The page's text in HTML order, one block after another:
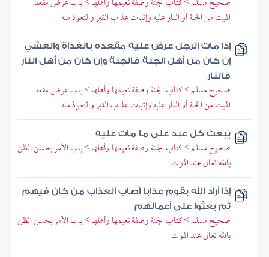
الميت من الجنة أو النار عليه وإثبات عذاب القبر والتعوذ منه
إذا مات الرجل عرض عليه مقعده بالغداة والعشي
إن كان من أهل الجنة فالجنة وإن كان من أهل النار
فالنار
صحيح مسلم > كتاب الجنة وصفة نعيمها وأهلها > باب عرض مقعد
الميت من الجنة أو النار عليه وإثبات عذاب القبر والتعوذ منه
يبعث كل عبد على ما مات عليه
صحيح مسلم > كتاب الجنة وصفة نعيمها وأهلها > باب الأمر بحسن الظن
بالله تعالى عند الموت
إذا أراد الله بقوم عذابا أصاب العذاب من كان فيهم
ثم بعثوا على أعمالهم
صحيح مسلم > كتاب الجنة وصفة نعيمها وأهلها > باب الأمر بحسن الظن
بالله تعالى عند الموت